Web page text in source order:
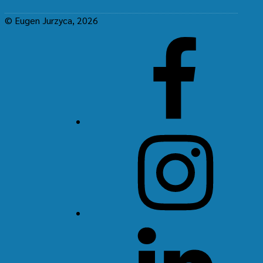
© Eugen Jurzyca, 2026